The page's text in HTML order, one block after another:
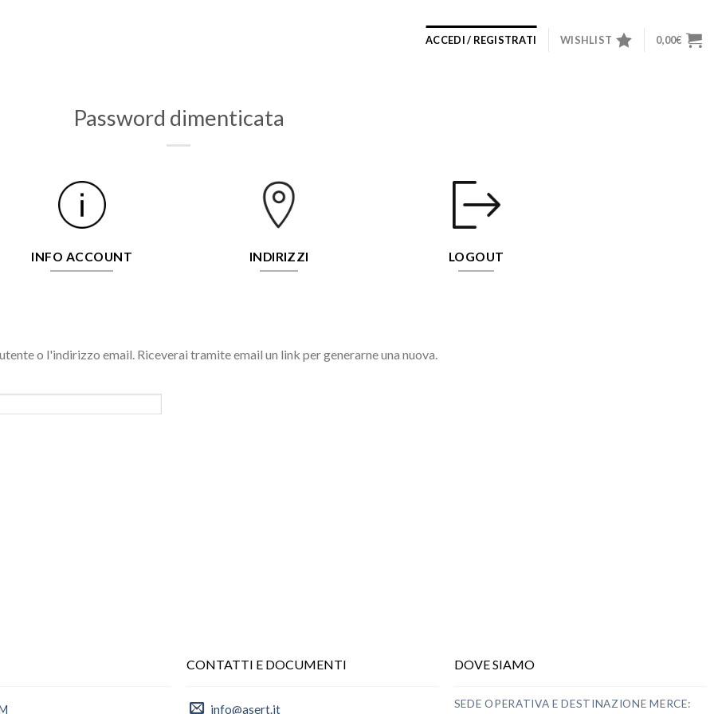
ACCEDI / REGISTRATI WISHLIST 0,00€
Password dimenticata
INFO ACCOUNT INDIRIZZI LOGOUT
o l'indirizzo email. Riceverai tramite email un link per generarne una nuova.
CONTATTI E DOCUMENTI
info@asert.it
DOVE SIAMO
SEDE OPERATIVA EDESTINAZIONE MERCE: